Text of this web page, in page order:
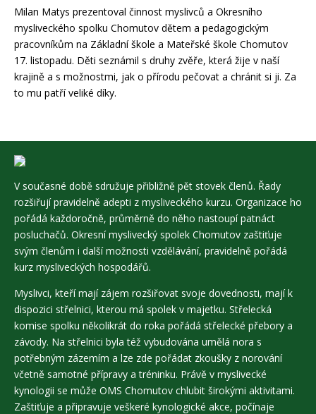
Milan Matys prezentoval činnost myslivců a Okresního
mysliveckého spolku Chomutov dětem a pedagogickým
pracovníkům na Základní škole a Mateřské škole Chomutov
17. listopadu. Děti seznámil s druhy zvěře, která žije v naší
krajině a s možnostmi, jak o přírodu pečovat a chránit si ji. Za
to mu patří veliké díky.
V současné době sdružuje přibližně pět stovek členů. Řady
rozšiřují pravidelně adepti z mysliveckého kurzu. Organizace ho
pořádá každoročně, průměrně do něho nastoupí patnáct
posluchačů. Okresní myslivecký spolek Chomutov zaštiťuje
svým členům i další možnosti vzdělávání, pravidelně pořádá
kurz mysliveckých hospodářů.
Myslivci, kteří mají zájem rozšiřovat svoje dovednosti, mají k
dispozici střelnici, kterou má spolek v majetku. Střelecká
komise spolku několikrát do roka pořádá střelecké přebory a
závody. Na střelnici byla též vybudována umělá nora s
potřebným zázemím a lze zde pořádat zkoušky z norování
včetně samotné přípravy a tréninku. Právě v myslivecké
kynologii se může OMS Chomutov chlubit širokými aktivitami.
Zaštiťuje a připravuje veškeré kynologické akce, počínaje